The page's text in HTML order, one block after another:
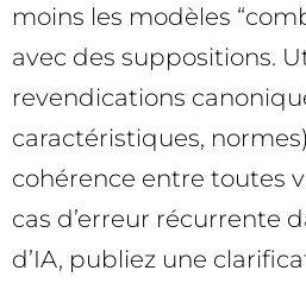
moins les modèles
avec des suppositions.
revendications
caractéristiques,
cohérence entre toutes
cas d’erreur récurrente
d’IA, publiez une